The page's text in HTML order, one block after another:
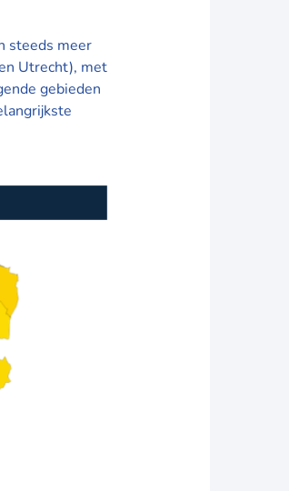
steeds meer
Utrecht), met
gebieden